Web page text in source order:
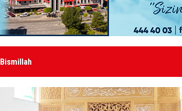
Yeni Yazarımız İbrahim Kılınç Gazetemizde